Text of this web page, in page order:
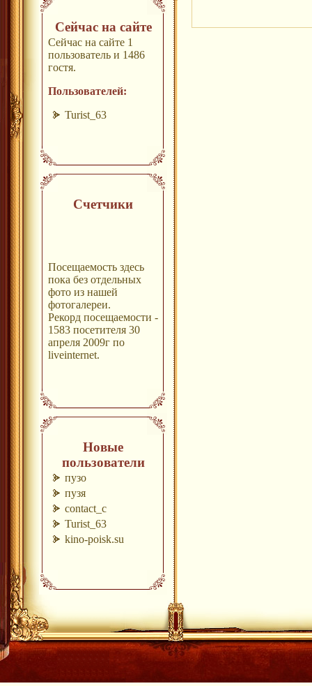
Сейчас на сайте
Сейчас на сайте 1
пользователь и 1486
гостя.
Пользователей:
Turist_63
Счетчики
Посещаемость здесь
пока без отдельных
фото из нашей
фотогалереи.
Рекорд посещаемости -
1583 посетителя 30
апреля 2009г по
liveinternet.
Новые
пользователи
пузо
пузя
contact_c
Turist_63
kino-poisk.su